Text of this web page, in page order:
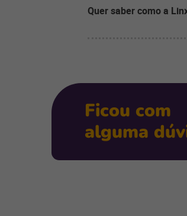
Quer saber como a
Ficou com
alguma